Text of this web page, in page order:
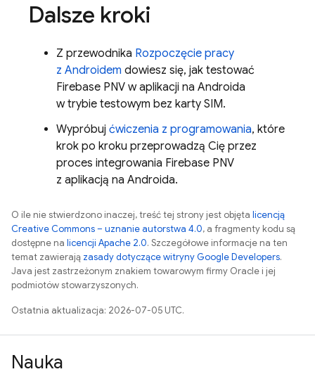
Dalsze kroki
Z przewodnika Rozpoczęcie pracy
z Androidem dowiesz się, jak testować
Firebase PNV w aplikacji na Androida
w trybie testowym bez karty SIM.
Wypróbuj ćwiczenia z programowania, które
krok po kroku przeprowadzą Cię przez
proces integrowania Firebase PNV
z aplikacją na Androida.
O ile nie stwierdzono inaczej, treść tej strony jest objęta licencją
Creative Commons – uznanie autorstwa 4.0, a fragmenty kodu są
dostępne na licencji Apache 2.0. Szczegółowe informacje na ten
temat zawierają zasady dotyczące witryny Google Developers.
Java jest zastrzeżonym znakiem towarowym firmy Oracle i jej
podmiotów stowarzyszonych.
Ostatnia aktualizacja: 2026-07-05 UTC.
Nauka